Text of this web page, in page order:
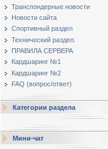
Транспондерные новости
Новости сайта
Спортивный раздел
Технический раздел.
ПРАВИЛА СЕРВЕРА
Кардшаринг №1
Кардшаринг №2
FAQ (вопрос/ответ)
Категории раздела
Мини-чат